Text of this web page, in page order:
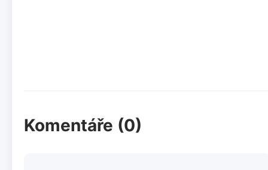
Komentáře (0)